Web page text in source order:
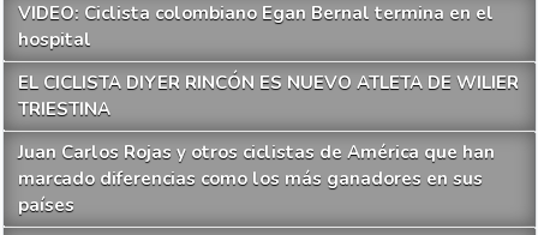
VIDEO: Ciclista colombiano Egan Bernal termina en el
hospital
EL CICLISTA DIYER RINCÓN ES NUEVO ATLETA DE WILIER
TRIESTINA
Juan Carlos Rojas y otros ciclistas de América que han
marcado diferencias como los más ganadores en sus
países